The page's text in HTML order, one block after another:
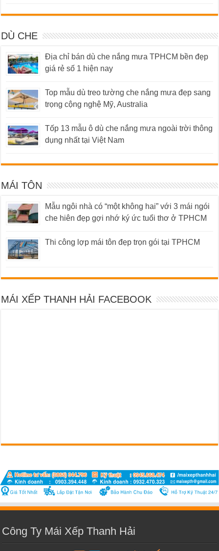
DÙ CHE
Địa chỉ bán dù che nắng mưa TPHCM bền đẹp
giá rẻ số 1 hiện nay
Top mẫu dù treo tường che nắng mưa đẹp sang
trọng cộng nghệ Mỹ, Australia
Tốp 13 mẫu ô dù che nắng mưa ngoài trời thông
dụng nhất tại Việt Nam
MÁI TÔN
Mẫu ngôi nhà có “một không hai” với 3 mái ngói
che hiên đẹp gợi nhớ ký ức tuổi thơ ở TPHCM
Thi công lợp mái tôn đẹp trọn gói tại TPHCM
MÁI XẾP THANH HẢI FACEBOOK
Công Ty Mái Xếp Thanh Hải